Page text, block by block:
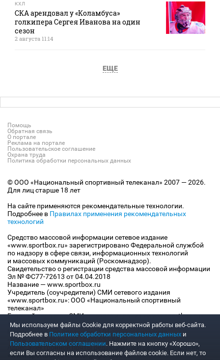
КХЛ
СКА арендовал у «Коламбуса»
голкипера Сергея Иванова на один
сезон
2 августа 11:14
ЕЩЕ
Помощь
Обратная связь
О портале
Реклама на портале
Пользовательское соглашение
Охрана труда
Политика обработки персональных данных
© ООО «Национальный спортивный телеканал» 2007 — 2026.
Для лиц старше 18 лет
На сайте применяются рекомендательные технологии.
Подробнее в Правилах применения рекомендательных
технологий
Средство массовой информации сетевое издание
«www.sportbox.ru» зарегистрировано Федеральной службой
по надзору в сфере связи, информационных технологий
и массовых коммуникаций (Роскомнадзор).
Свидетельство о регистрации средства массовой информации
Эл № ФС77-72613 от 04.04.2018
Название — www.sportbox.ru
Учредитель (соучредители) СМИ сетевого издания
«www.sportbox.ru»: ООО «Национальный спортивный
телеканал»
Главный редактор СМИ сетевого издания «www.sportbox.ru»:
Конов В.А.
Номер телефона редакции СМИ сетевого издания
«www.sportbox.ru»: +7 (495) 653 8419
Адрес электронной почты редакции СМИ сетевого издания
«www.sportbox.ru»: editor@sportbox.ru
Мы используем файлы Сookie для корректной работы веб-сайта.
Подробнее в Политике обработки персональных данных и
Пользовательском соглашении. Нажмите на кнопку «Хорошо»,
если Вы согласны на использование файлов cookie. Если нет, то